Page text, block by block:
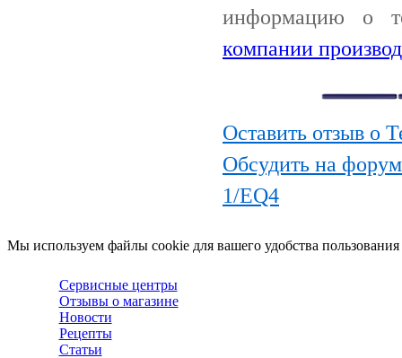
информацию о
компании
Оставить отзыв о
Обсудить на
1/EQ4
Мы используем файлы cookie для вашего удобства
Сервисные центры
Отзывы о магазине
Новости
Рецепты
Статьи